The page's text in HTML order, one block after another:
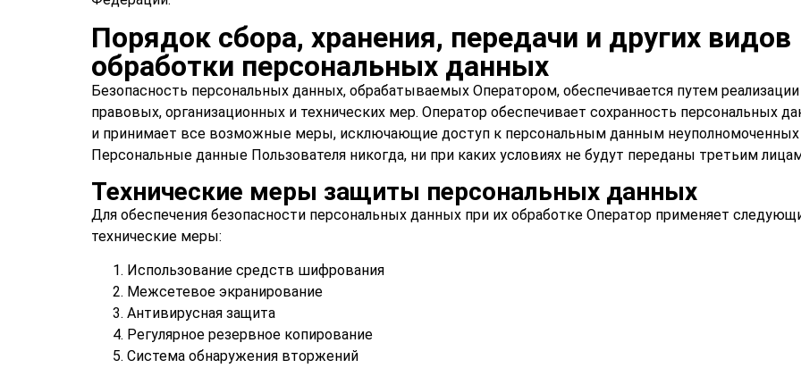
Порядок сбора, хранения, передачи и других видов
обработки персональных данных
Безопасность персональных данных, обрабатываемых Оператором, обеспечивается путем реализации
правовых, организационных и технических мер. Оператор обеспечивает сохранность персональных
и принимает все возможные меры, исключающие доступ к персональным данным неуполномоченных
Персональные данные Пользователя никогда, ни при каких условиях не будут переданы третьим
Технические меры защиты персональных данных
Для обеспечения безопасности персональных данных при их обработке Оператор применяет
технические меры:
Использование средств шифрования
Межсетевое экранирование
Антивирусная защита
Регулярное резервное копирование
Система обнаружения вторжений